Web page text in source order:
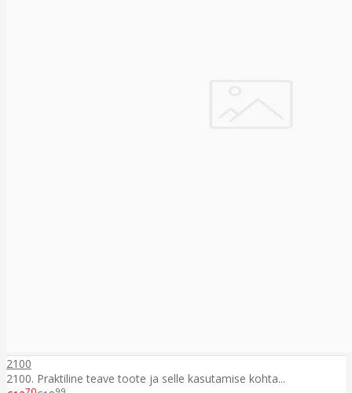
2100
2100. Praktiline teave toote ja selle kasutamise kohta...